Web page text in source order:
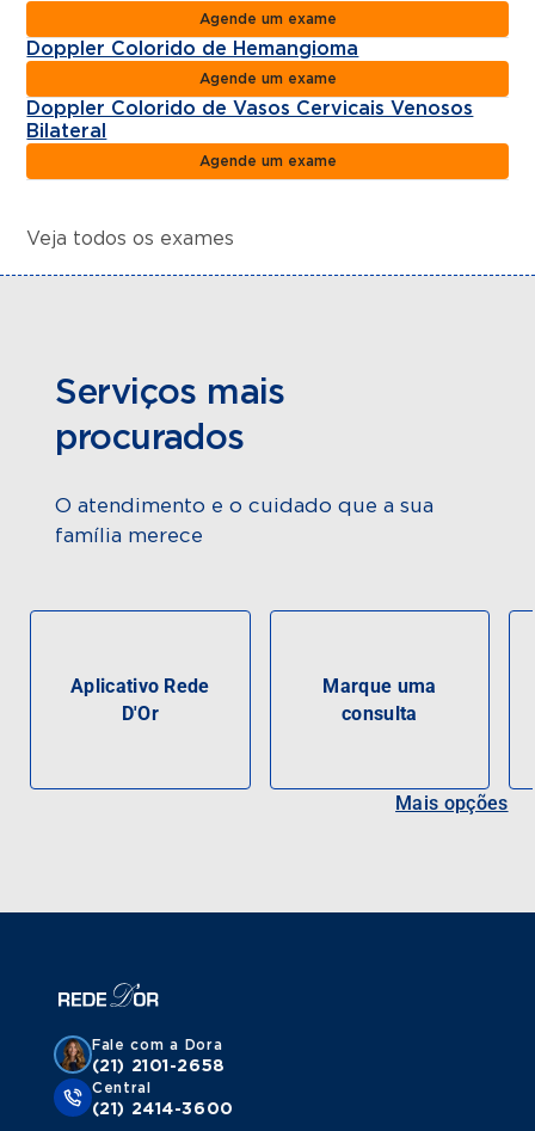
Agende um exame
Doppler Colorido de Hemangioma
Agende um exame
Doppler Colorido de Vasos Cervicais Venosos
Bilateral
Agende um exame
Veja todos os exames
Serviços mais
procurados
O atendimento e o cuidado que a sua
família merece
Aplicativo Rede
D'Or
Marque uma
consulta
Mais opções
Fale com a Dora
(21) 2101-2658
Central
(21) 2414-3600